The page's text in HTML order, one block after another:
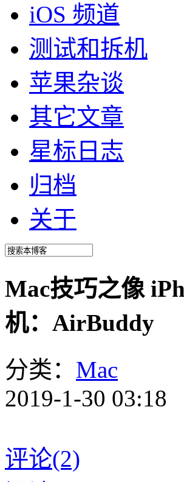
iOS 频道
测试和拆机
苹果杂谈
其它文章
星标日志
归档
关于
Mac技巧之像
机：AirBuddy
分类： Mac
2019-1-30 03:18
评论(2)